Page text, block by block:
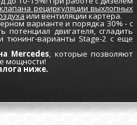
клапана рециркуляции выхлопных
или вентиляции картера.
варианте и порядка 30% - с
потенциал двигателя, сгладить
тюнинг-варианты Stage-2 с еще
Mercedes, которые позволяют
мощности!
ниже.